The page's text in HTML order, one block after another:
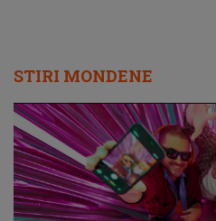
STIRI MONDENE